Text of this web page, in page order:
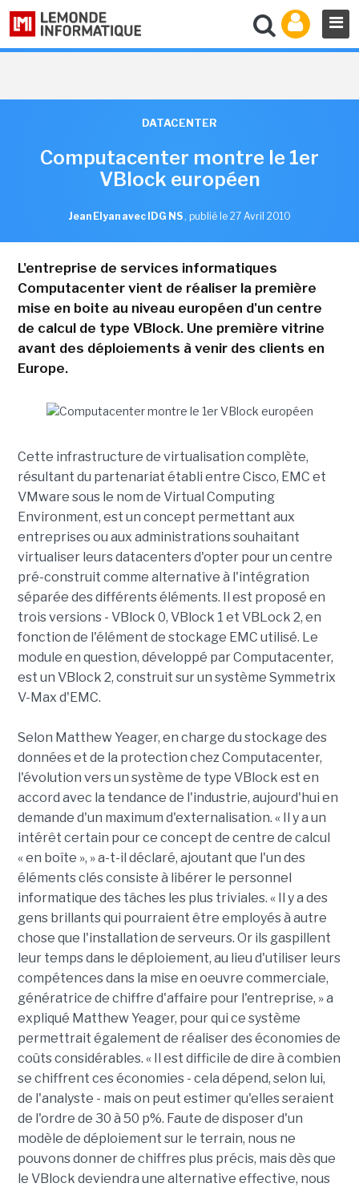
DATACENTER
Computacenter montre le 1er
VBlock européen
Jean Elyan avec IDG NS , publié le 27 Avril 2010
L'entreprise de services informatiques
Computacenter vient de réaliser la première
mise en boite au niveau européen d'un centre
de calcul de type VBlock. Une première vitrine
avant des déploiements à venir des clients en
Europe.
Cette infrastructure de virtualisation complète,
résultant du partenariat établi entre Cisco, EMC et
VMware sous le nom de Virtual Computing
Environment, est un concept permettant aux
entreprises ou aux administrations souhaitant
virtualiser leurs datacenters d'opter pour un centre
pré-construit comme alternative à l'intégration
séparée des différents éléments. Il est proposé en
trois versions - VBlock 0, VBlock 1 et VBLock 2, en
fonction de l'élément de stockage EMC utilisé. Le
module en question, développé par Computacenter,
est un VBlock 2, construit sur un système Symmetrix
V-Max d'EMC.
Selon Matthew Yeager, en charge du stockage des
données et de la protection chez Computacenter,
l'évolution vers un système de type VBlock est en
accord avec la tendance de l'industrie, aujourd'hui en
demande d'un maximum d'externalisation. « Il y a un
intérêt certain pour ce concept de centre de calcul
« en boîte », » a-t-il déclaré, ajoutant que l'un des
éléments clés consiste à libérer le personnel
informatique des tâches les plus triviales. « Il y a des
gens brillants qui pourraient être employés à autre
chose que l'installation de serveurs. Or ils gaspillent
leur temps dans le déploiement, au lieu d'utiliser leurs
compétences dans la mise en oeuvre commerciale,
génératrice de chiffre d'affaire pour l'entreprise, » a
expliqué Matthew Yeager, pour qui ce système
permettrait également de réaliser des économies de
coûts considérables. « Il est difficile de dire à combien
se chiffrent ces économies - cela dépend, selon lui,
de l'analyste - mais on peut estimer qu'elles seraient
de l'ordre de 30 à 50 p%. Faute de disposer d'un
modèle de déploiement sur le terrain, nous ne
pouvons donner de chiffres plus précis, mais dès que
le VBlock deviendra une alternative effective, nous